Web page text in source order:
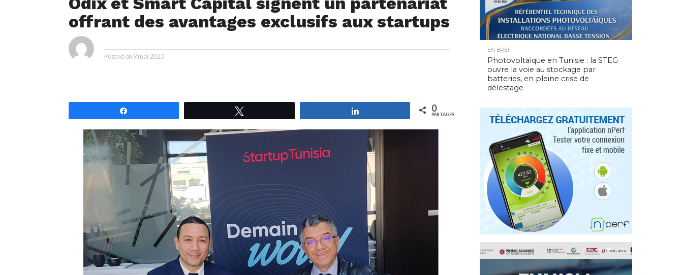
offrant des avantages exclusifs aux startups
Posted on 9 mai 2023
0
PARTAGES
EN BREF
Photovoltaïque en Tunisie : la STEG
ouvre la voie au stockage par
batteries, en pleine crise de
délestage
4.9K